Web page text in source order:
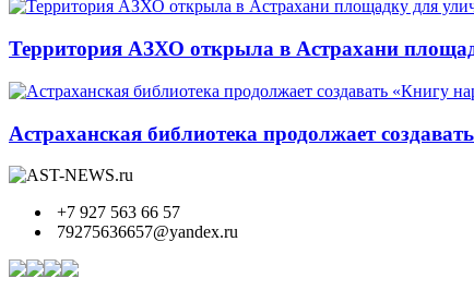
Территория АЗХО открыла в Астрахани
Астраханская библиотека продолжает
+7 927 563 66 57
79275636657@yandex.ru